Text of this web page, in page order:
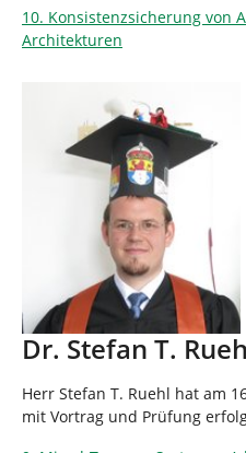
10. Konsistenzsicherung von
Architekturen
Dr. Stefan T.
Herr Stefan T. Ruehl hat am
mit Vortrag und Prüfung